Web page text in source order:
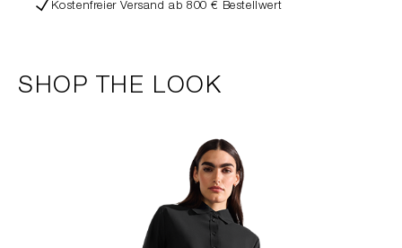
Kostenfreier Versand ab 800 € Bestellwert
SHOP THE LOOK